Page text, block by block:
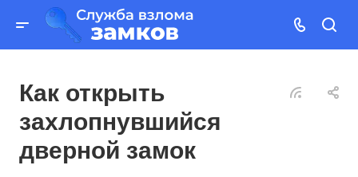
Как открыть
захлопнувшийся
дверной замок